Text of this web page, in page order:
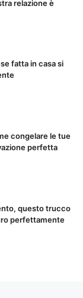
relazione è
fatta in casa si
congelare le tue
perfetta
questo trucco
perfettamente